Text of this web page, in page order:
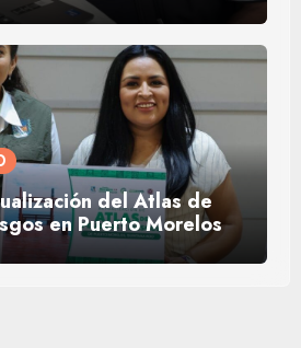
del Atlas de
en Puerto Morelos